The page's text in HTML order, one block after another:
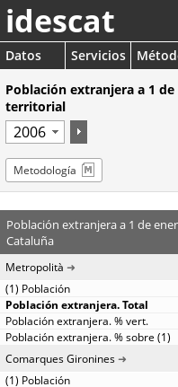
idescat
Datos Servicios
Población extranjera a 1
territorial
Metodología
Población extranjera a 1 de
Cataluña
Metropolità
Comarques Gironines